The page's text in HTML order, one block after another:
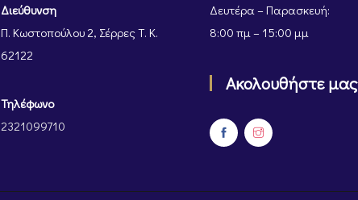
Διεύθυνση
Π. Κωστοπούλου 2, Σέρρες Τ. Κ.
62122
Τηλέφωνο
2321099710
Δευτέρα – Παρασκευή:
8:00 πμ – 15:00 μμ
Ακολουθήστε μας